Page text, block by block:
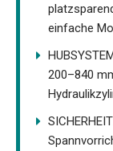
einfache
200–840